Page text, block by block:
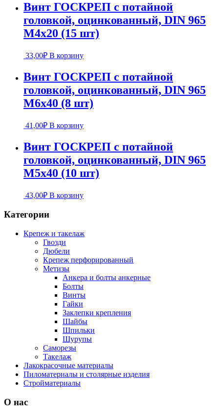
Винт ГОСКРЕП с потайной
головкой, оцинкованный, DIN 965
М4х20 (15 шт)
33,00₽ В корзину
Винт ГОСКРЕП с потайной
головкой, оцинкованный, DIN 965
М6х40 (8 шт)
41,00₽ В корзину
Винт ГОСКРЕП с потайной
головкой, оцинкованный, DIN 965
М5х40 (10 шт)
43,00₽ В корзину
Категории
Крепеж и такелаж
Гвозди
Дюбели
Крепеж перфорированный
Метизы
Анкера и болты анкерные
Болты
Винты
Гайки
Заклепки крепления
Шайбы
Шпильки
Шурупы
Саморезы
Такелаж
Лакокрасочные материалы
Пиломатериалы и столярные изделия
Стройматериалы
О нас